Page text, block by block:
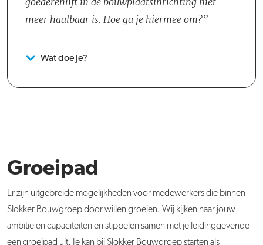
meer haalbaar is. Hoe ga je hiermee om?
Wat doe je?
Groeipad
Er zijn uitgebreide mogelijkheden voor medewerkers die binnen
Slokker Bouwgroep door willen groeien. Wij kijken naar jouw
ambitie en capaciteiten en stippelen samen met je leidinggevende
een groeipad uit. Je kan bij Slokker Bouwgroep starten als